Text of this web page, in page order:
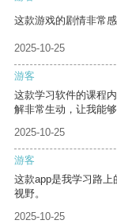
这款游戏的剧情非常
2025-10-25
游客
这款学习软件的课程
解非常生动，让我能
2025-10-25
游客
这款app是我学习路
视野。
2025-10-25